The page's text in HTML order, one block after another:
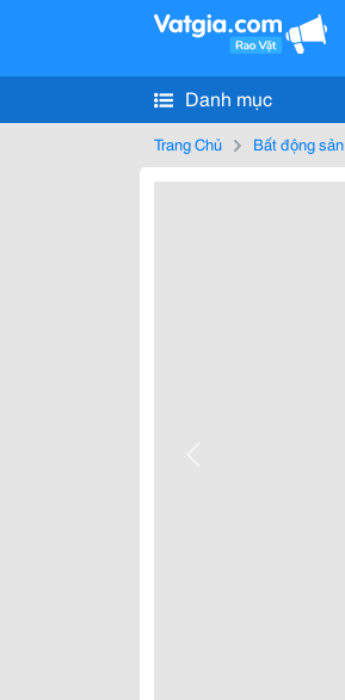
Danh mục
Trang Chủ Bất động sản